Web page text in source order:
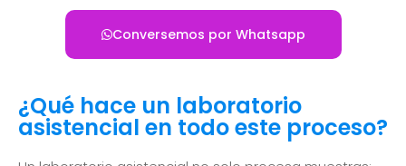
Conversemos por Whatsapp
¿Qué hace un laboratorio
asistencial en todo este proceso?